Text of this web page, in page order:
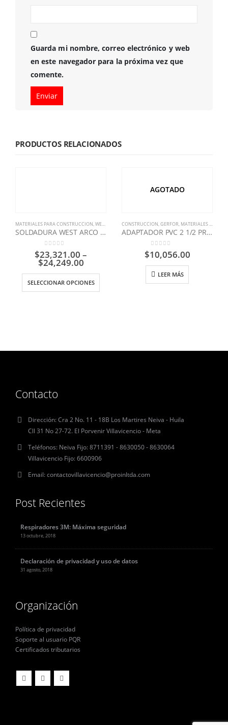
Guarda mi nombre, correo electrónico y web
en este navegador para la próxima vez que
comente.
PRODUCTOS RELACIONADOS
MATERIALES PARA CONSTRUCCION,WEST ARCO
SOLDADURA WEST ARCO 6013 X KG
0out of 5
$23,321.00 –
$24,249.00
SELECCIONAR OPCIONES
AGOTADO
CONSTRUCCION,GERFOR, MATERIALES PARA CONSTRUCCION
ADAPTADOR PVC 2 1/2 PRESION MACHO GERFOR
0 out of 5
$10,056.00
LEER MÁS
Contacto
Dirección:Cra 2 No. 11 - 18B Los Martires Neiva - Huila
Cll 31 No 27-72. El Porvenir Villavicencio - Meta
Teléfonos: Neiva Fijo: 8711391 - 8630050 - 8630064
Villavicencio Fijo: 6600906
Email:contactovillavicencio@proinltda.com
Post Recientes
Respiradores 3M: Máxima seguridad
13 octubre, 2018
Declaración de privacidad y uso de datos
31 agosto, 2018
Organización
Política de privacidad
Soporte al usuario PQR
Certificados tributarios